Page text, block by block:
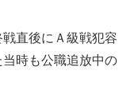
直後にＡ級戦犯容
時も公職追放中の